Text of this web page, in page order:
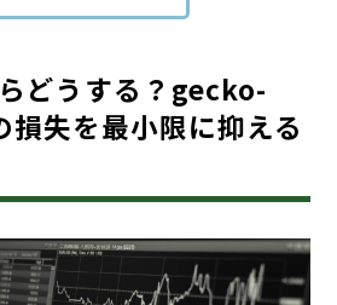
どうする？gecko-
失を最小限に抑える